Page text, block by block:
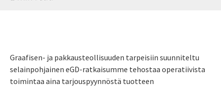
Graafisen- ja pakkausteollisuuden tarpeisiin suunniteltu
selainpohjainen eGD-ratkaisumme tehostaa operatiivista
toimintaa aina tarjouspyynnöstä tuotteen